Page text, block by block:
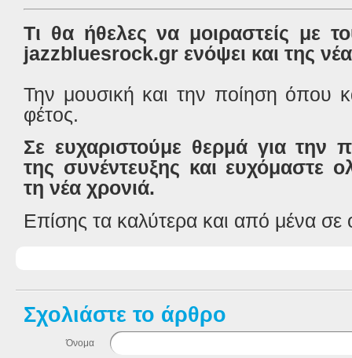
Τι θα ήθελες να μοιραστείς με
jazzbluesrock.gr ενόψει και της
Την μουσική και την ποίηση όπου
φέτος.
Σε ευχαριστούμε θερμά για την
της συνέντευξης και ευχόμαστε
τη νέα χρονιά.
Επίσης τα καλύτερα και από μένα
Σχολιάστε το άρθρο
Όνομα